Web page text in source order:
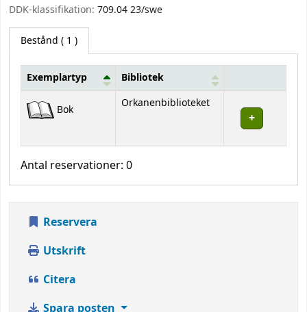
DDK-klassifikation: 709.04 23/swe
Bestånd ( 1 )
Bestånd
Exemplartyp Bibliotek
Bok Orkanenbiblioteket
Antal reservationer: 0
Reservera
Utskrift
Citera
Spara posten